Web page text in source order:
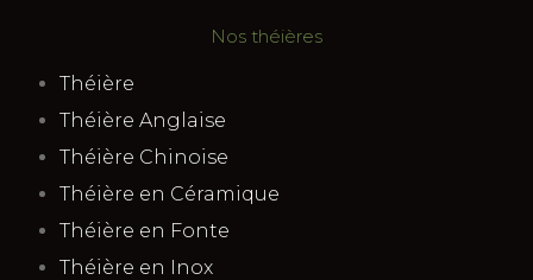
Nos théières
Théière
Théière Anglaise
Théière Chinoise
Théière en Céramique
Théière en Fonte
Théière en Inox